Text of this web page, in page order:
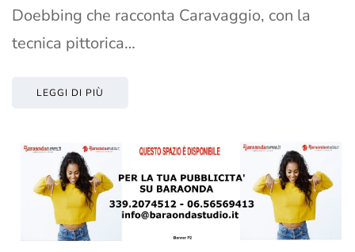
Doebbing che racconta Caravaggio, con la
tecnica pittorica…
LEGGI DI PIÙ